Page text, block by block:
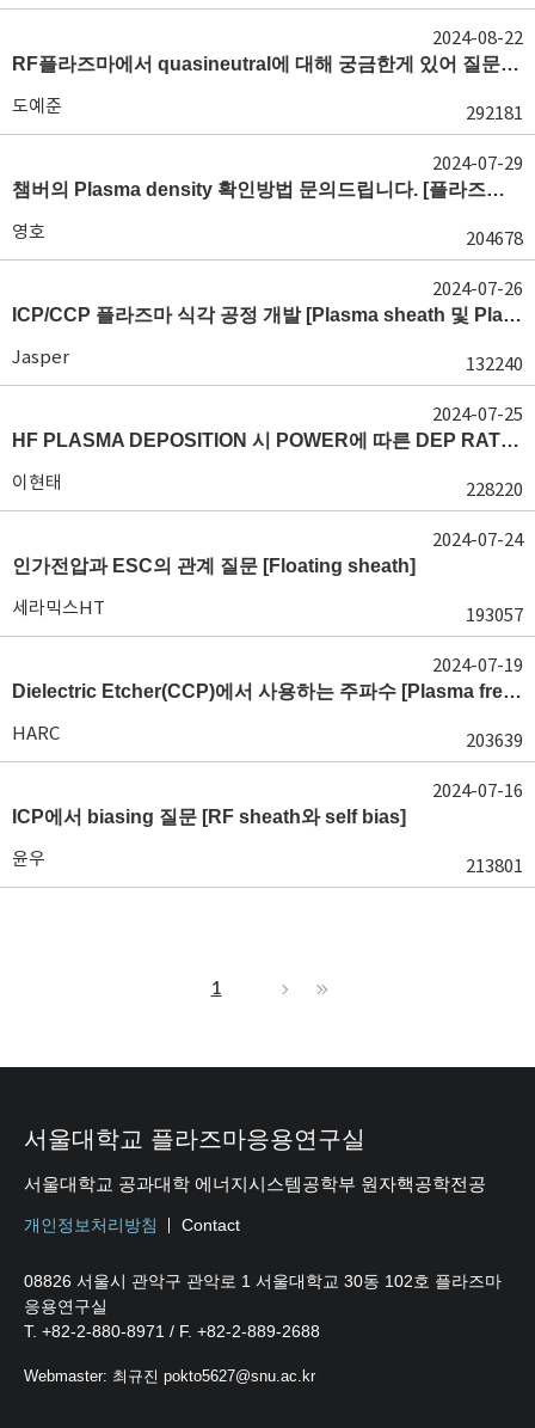
RF플라즈마에서 quasineutral에 대해 궁금한게 있어 질문글 올립니다.[quasineutral]
도예준 292181
2024-08-22
챔버의 Plasma density 확인방법 문의드립니다. [플라즈마 모니터링, OES, LP]
영호 204678
2024-07-29
ICP/CCP 플라즈마 식각 공정 개발 [Plasma sheath 및 Plasma generation]
Jasper 132240
2024-07-26
HF PLASMA DEPOSITION 시 POWER에 따른 DEP RATE 변화 [장비 플라즈마, Rate constant]
이현태 228220
2024-07-25
인가전압과 ESC의 관계 질문 [Floating sheath]
세라믹스HT 193057
2024-07-24
Dielectric Etcher(CCP)에서 사용하는 주파수 [Plasma frequency 및 RF sheath]
HARC 203639
2024-07-19
ICP에서 biasing 질문 [RF sheath와 self bias]
윤우 213801
2024-07-16
1
서울대학교 플라즈마응용연구실
서울대학교 공과대학 에너지시스템공학부 원자핵공학전공
개인정보처리방침 Contact
08826 서울시 관악구 관악로 1 서울대학교 30동 102호 플라즈마
응용연구실
T. +82-2-880-8971 / F. +82-2-889-2688
Webmaster: 최규진 pokto5627@snu.ac.kr